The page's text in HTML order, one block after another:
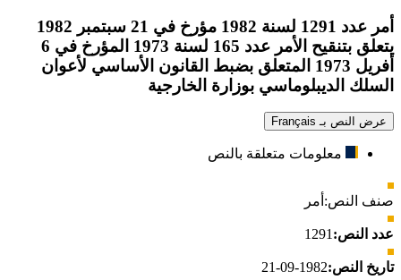
أمر عدد 1291 لسنة 1982 مؤرخ في 21 سبتمبر 1982
يتعلق بتنقيح الأمر عدد 165 لسنة 1973 المؤرخ في 6
أفريل 1973 المتعلق بضبط القانون الأساسي لأعوان
السلك الديبلوماسي بوزارة الخارجية
عرض النص بـ Français
معلومات متعلقة بالنص
صنف النص: أمر
عدد النص: 1291
تاريخ النص:1982-09-21